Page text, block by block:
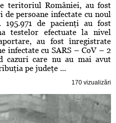
teritoriul României, au fost
de persoane infectate cu noul
195.971 de pacienţi au fost
testelor efectuate la nivel
au fost înregistrate
infectate cu SARS – CoV – 2
cazuri care nu au mai avut
pe judeţe ...
170 vizualizări